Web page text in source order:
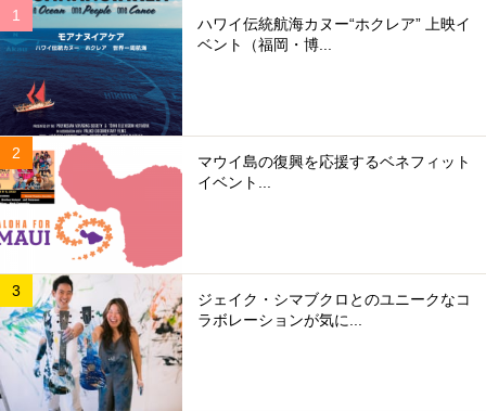
ハワイ伝統航海カヌー“ホクレア” 上映イ
ベント（福岡・博...
マウイ島の復興を応援するベネフィット
イベント...
ジェイク・シマブクロとのユニークなコ
ラボレーションが気に...